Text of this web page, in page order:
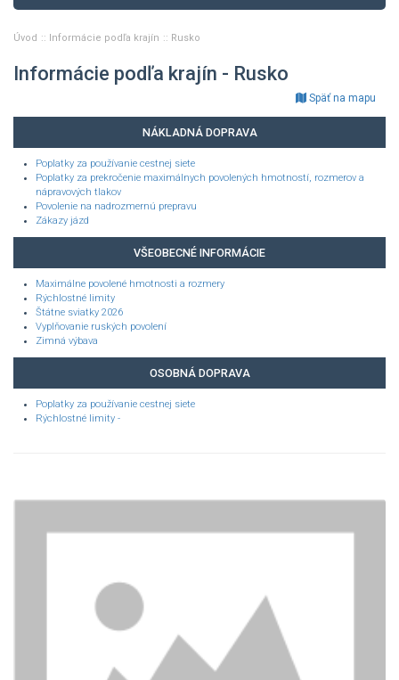
Úvod Informácie podľa krajín Rusko
Informácie podľa krajín - Rusko
Späť na mapu
NÁKLADNÁ DOPRAVA
Poplatky za používanie cestnej siete
Poplatky za prekročenie maximálnych povolených hmotností, rozmerov a
nápravových tlakov
Povolenie na nadrozmernú prepravu
Zákazy jázd
VŠEOBECNÉ INFORMÁCIE
Maximálne povolené hmotnosti a rozmery
Rýchlostné limity
Štátne sviatky 2026
Vyplňovanie ruských povolení
Zimná výbava
OSOBNÁ DOPRAVA
Poplatky za používanie cestnej siete
Rýchlostné limity -